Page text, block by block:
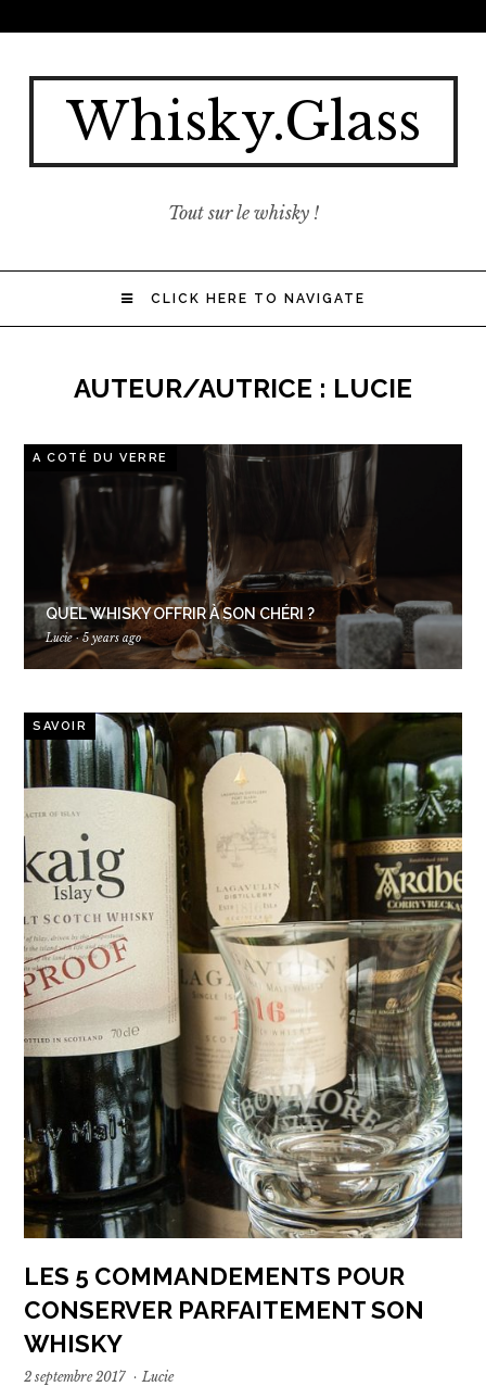
Whisky.Glass
Tout sur le whisky !
CLICK HERE TO NAVIGATE
AUTEUR/AUTRICE : LUCIE
A COTÉ DU VERRE
QUEL WHISKY OFFRIR À SON CHÉRI ?
Lucie · 5 years ago
SAVOIR
LES 5 COMMANDEMENTS POUR
CONSERVER PARFAITEMENT SON
WHISKY
2 septembre 2017 · Lucie